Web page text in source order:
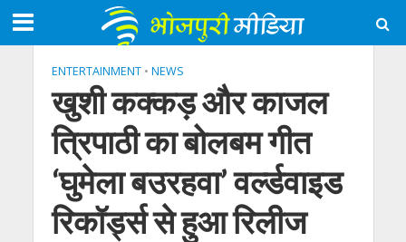
ENTERTAINMENT • NEWS
खुशी कक्कड़ और काजल
त्रिपाठी का बोलबम गीत
‘घुमेला बउरहवा’ वर्ल्डवाइड
रिकॉर्ड्स से हुआ रिलीज